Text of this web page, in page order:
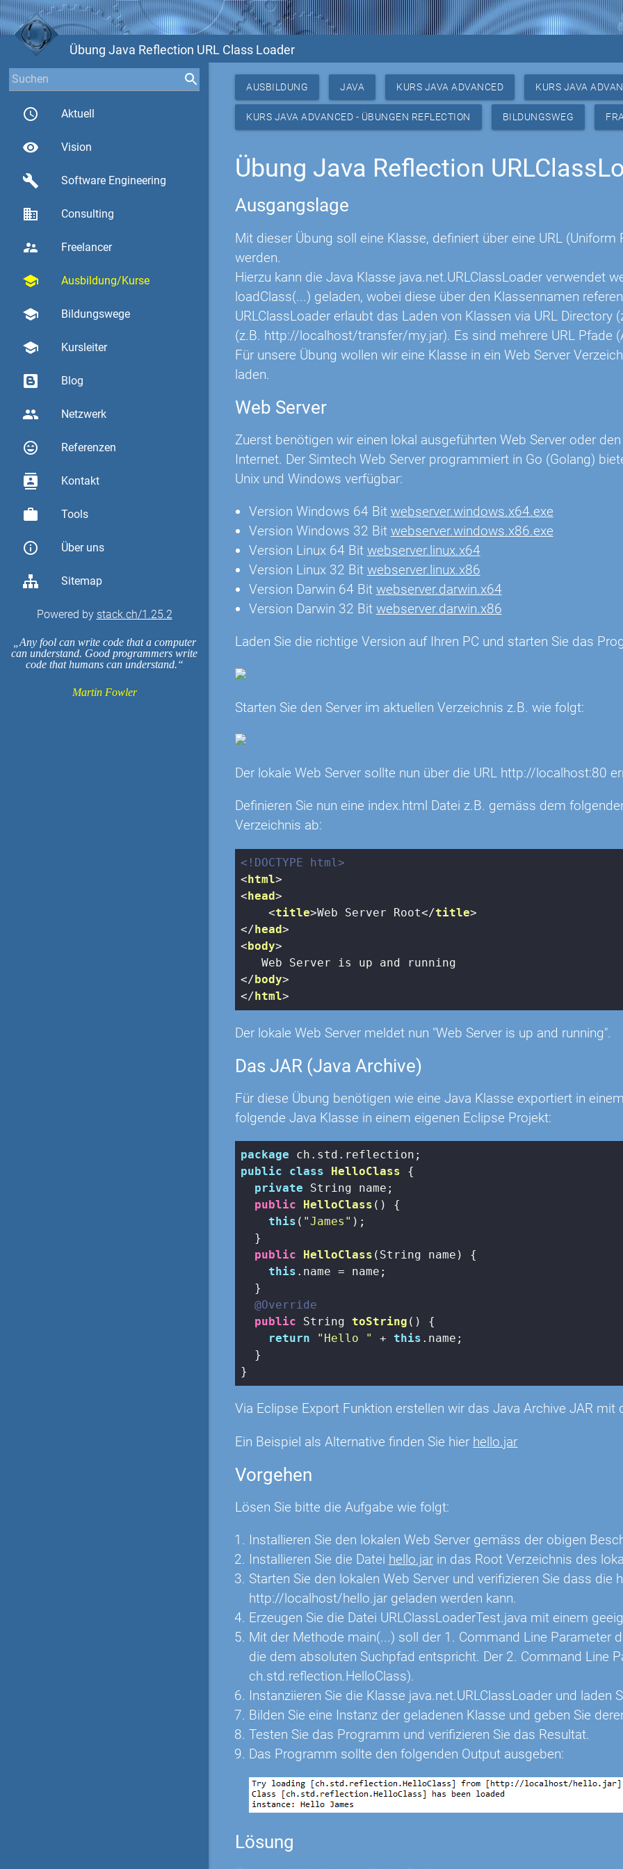
Übung Java Reflection URL Class Loader
access_time Aktuell
visibility Vision
build Software Engineering
business Consulting
supervisor_account Freelancer
school Ausbildung/Kurse
school Bildungswege
school Kursleiter
Blog
group Netzwerk
sentiment_very_satisfied Referenzen
contacts Kontakt
work Tools
info_outline Über uns
Sitemap
Powered by stack.ch/1.25.2
Any fool can write code that a computer
can understand. Good programmers write
code that humans can understand.
Martin Fowler
AUSBILDUNG JAVA KURS JAVA ADVANCED KURS JAVA
KURS JAVA ADVANCED - ÜBUNGEN REFLECTION BILDUNGSWEG
Übung Java Reflection
Ausgangslage
Mit dieser Übung soll eine Klasse, definiert über eine URL
werden.
Hierzu kann die Java Klasse java.net.URLClassLoader verwendet
loadClass(...) geladen, wobei diese über den Klassennamen
URLClassLoader erlaubt das Laden von Klassen via URL
(z.B. http://localhost/transfer/my.jar). Es sind mehrere URL Pfade
Für unsere Übung wollen wir eine Klasse in ein Web Server
laden.
Web Server
Zuerst benötigen wir einen lokal ausgeführten Web Server oder
Internet. Der Simtech Web Server programmiert in Go (Golang)
Unix und Windows verfügbar:
Version Windows 64 Bit webserver.windows.x64.exe
Version Windows 32 Bit webserver.windows.x86.exe
Version Linux 64 Bit webserver.linux.x64
Version Linux 32 Bit webserver.linux.x86
Version Darwin 64 Bit webserver.darwin.x64
Version Darwin 32 Bit webserver.darwin.x86
Laden Sie die richtige Version auf Ihren PC und starten Sie das
Starten Sie den Server im aktuellen Verzeichnis z.B. wie folgt:
Der lokale Web Server sollte nun über die URL http://localhost:80
Definieren Sie nun eine index.html Datei z.B. gemäss dem
Verzeichnis ab:
<!DOCTYPE html>
<html>
<head>
<title>Web Server Root</title>
</head>
<body>
</body>
</html>
Der lokale Web Server meldet nun "Web Server is up and running".
Das JAR (Java Archive)
Für diese Übung benötigen wie eine Java Klasse exportiert in
folgende Java Klasse in einem eigenen Eclipse Projekt:
package
public
class HelloClass
{
private String name;
public
HelloClass ()
{
this ( "James" );
  }
public
HelloClass (String name)
{
this .name = name;
  }
@Override
public String toString ()
{
return
"Hello " + this .name;
  }
Via Eclipse Export Funktion erstellen wir das Java Archive JAR
Ein Beispiel als Alternative finden Sie hier hello.jar
Vorgehen
Lösen Sie bitte die Aufgabe wie folgt:
Installieren Sie den lokalen Web Server gemäss der obigen
Installieren Sie die Datei hello.jarin das Root Verzeichnis des
Starten Sie den lokalen Web Server und verifizieren Sie dass die
http://localhost/hello.jar geladen werden kann.
Erzeugen Sie die Datei URLClassLoaderTest.java mit einem
Mit der Methode main(...) soll der 1. Command Line Parameter
die dem absoluten Suchpfad entspricht. Der 2. Command Line
ch.std.reflection.HelloClass).
Instanziieren Sie die Klasse java.net.URLClassLoader und laden
Bilden Sie eine Instanz der geladenen Klasse und geben Sie
Testen Sie das Programm und verifizieren Sie das Resultat.
Das Programm sollte den folgenden Output ausgeben:
Lösung